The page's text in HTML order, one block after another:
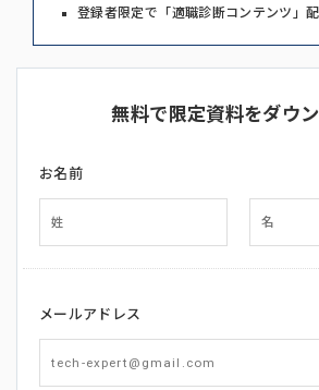
登録者限定で「適職診断コンテンツ」
無料で限定資料をダウ
お名前
メールアドレス